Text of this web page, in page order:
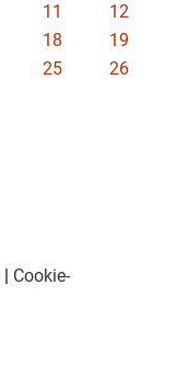
11
12
18
19
25
26
Cookie-